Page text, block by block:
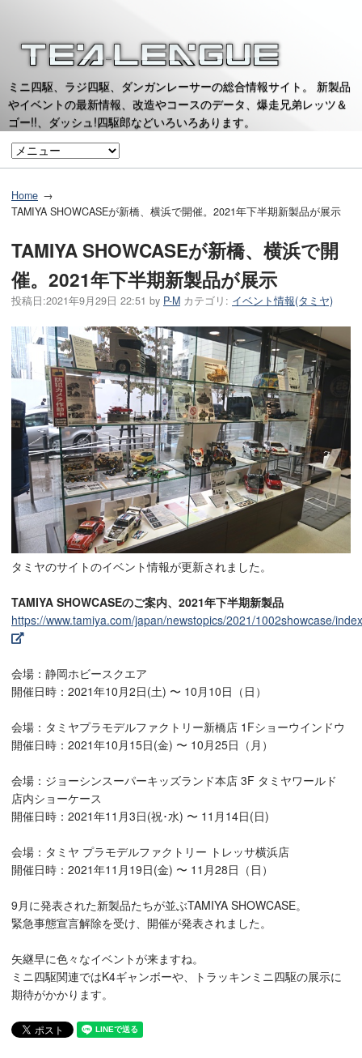
ミニ四駆、ラジ四駆、ダンガンレーサーの総合情報サイト。 新製品
やイベントの最新情報、改造やコースのデータ、爆走兄弟レッツ＆
ゴー!!、ダッシュ!四駆郎などいろいろあります。
Home
TAMIYA SHOWCASEが新橋、横浜で開催。2021年下半期新製品が展示
TAMIYA SHOWCASEが新橋、横浜で開
催。2021年下半期新製品が展示
投稿日:2021年9月29日 22:51 by P-M カテゴリ: イベント情報(タミヤ)
タミヤのサイトのイベント情報が更新されました。
TAMIYA SHOWCASEのご案内、2021年下半期新製品
https://www.tamiya.com/japan/newstopics/2021/1002showcase/
会場：静岡ホビースクエア
開催日時：2021年10月2日(土) 〜 10月10日（日）
会場：タミヤプラモデルファクトリー新橋店 1Fショーウインドウ
開催日時：2021年10月15日(金) 〜 10月25日（月）
会場：ジョーシンスーパーキッズランド本店 3F タミヤワールド
店内ショーケース
開催日時：2021年11月3日(祝･水) 〜 11月14日(日)
会場：タミヤ プラモデルファクトリー トレッサ横浜店
開催日時：2021年11月19日(金) 〜 11月28日（日）
9月に発表された新製品たちが並ぶTAMIYA SHOWCASE。
緊急事態宣言解除を受け、開催が発表されました。
矢継早に色々なイベントが来ますね。
ミニ四駆関連ではK4ギャンボーや、トラッキンミニ四駆の展示に
期待がかかります。